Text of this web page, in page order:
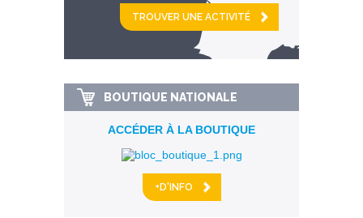
km alentour
BOUTIQUE NATIONALE
ACCÉDER À LA BOUTIQUE
+D'INFO